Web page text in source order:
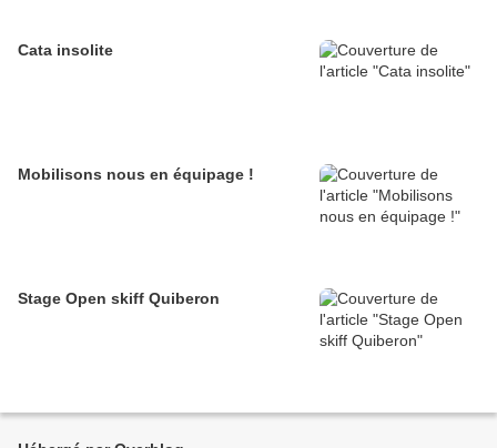
Cata insolite
Mobilisons nous en équipage !
Stage Open skiff Quiberon